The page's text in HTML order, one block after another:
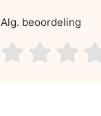
Alg. beoordeling
asdf3
asdf2
asdf1